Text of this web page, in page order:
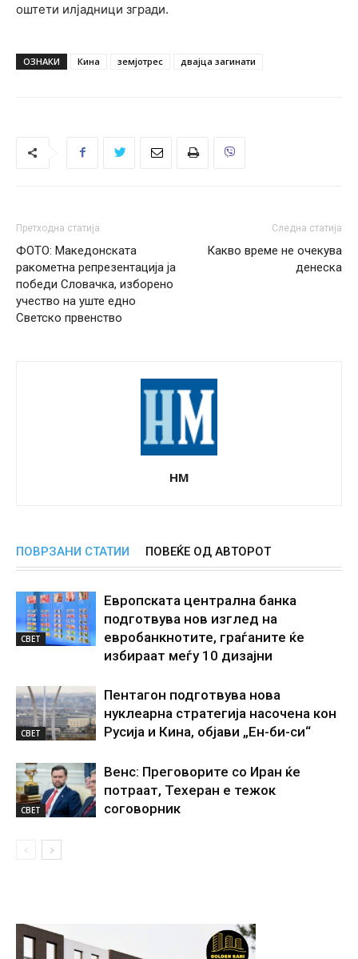
оштети илјадници згради.
ОЗНАКИ Кина земјотрес двајца загинати
Претходна статија
ФОТО: Македонската
ракометна репрезентација ја
победи Словачка, изборено
учество на уште едно
Светско првенство
Следна статија
Какво време не очекува
денеска
НМ
ПОВРЗАНИ СТАТИИ ПОВЕЌЕ ОД АВТОРОТ
СВЕТ
Европската централна банка
подготвува нов изглед на
евробанкнотите, граѓаните ќе
избираат меѓу 10 дизајни
СВЕТ
Пентагон подготвува нова
нуклеарна стратегија насочена кон
Русија и Кина, објави „Ен-би-си“
СВЕТ
Венс: Преговорите со Иран ќе
потраат, Техеран е тежок
соговорник